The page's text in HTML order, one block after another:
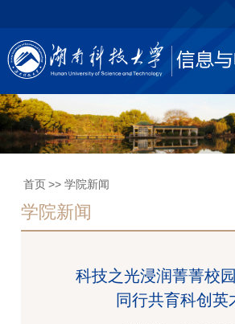
首页 >> 学院新闻
学院新闻
科技之光浸润菁菁校
同行共育科创英